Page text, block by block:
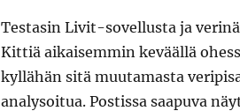
Testasin Livit-sovellusta ja
Kittiä aikaisemmin keväällä
kyllähän sitä muutamasta
analysoitua. Postissa saapuva